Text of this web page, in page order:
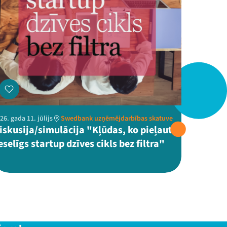
gada 11. jūlijs Swedbank uzņēmējdarbības skatuve
simulācija "Kļūdas, ko pieļaut:
startup dzīves cikls bez filtra"